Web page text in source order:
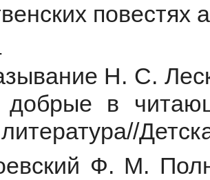
повестях
Н. С.
добрые в
Ф. М.